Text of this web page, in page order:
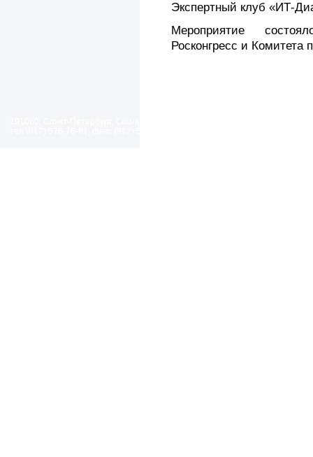
Экспертный клуб «ИТ-
Мероприятие
Росконгресс и